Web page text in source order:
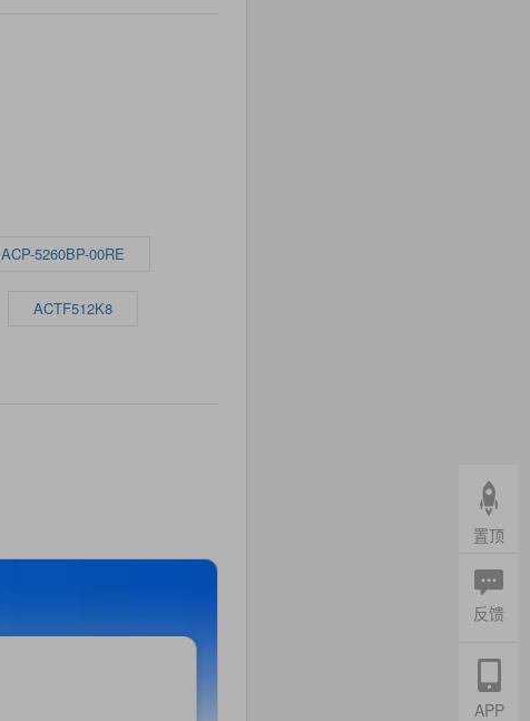
ACP-5260BP-00RE
ACTF512K8
置顶
反馈
APP